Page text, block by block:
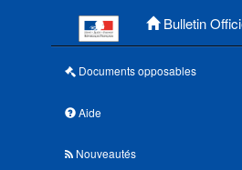
Bulletin
Documents opposables
Aide
Nouveautés